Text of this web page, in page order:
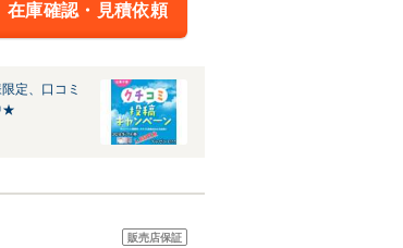
在庫確認・見積依頼
定、口コミ
★
販売店保証